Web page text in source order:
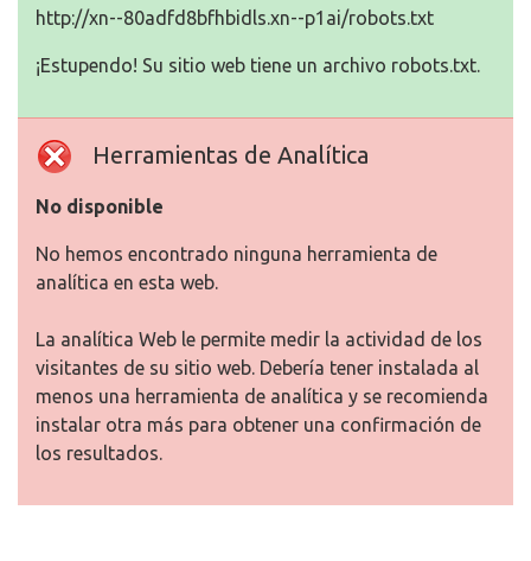
http://xn--80adfd8bfhbidls.xn--p1ai/robots.txt
¡Estupendo! Su sitio web tiene un archivo robots.txt.
Herramientas de Analítica
No disponible
No hemos encontrado ninguna herramienta de
analítica en esta web.
La analítica Web le permite medir la actividad de los
visitantes de su sitio web. Debería tener instalada al
menos una herramienta de analítica y se recomienda
instalar otra más para obtener una confirmación de
los resultados.